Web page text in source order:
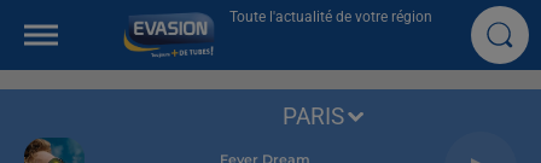
Toute l'actualité de votre région
Fever Dream
PARIS